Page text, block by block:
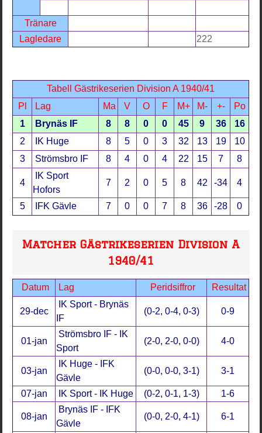
Tränare
Lagledare
222
Tabell Gästrikeserien Division A 1940/41
Pl
Lag Ma V O F M+ M- +-
Po
1
Brynäs IF 8 8 0 0 45 9 36
16
2
IK Huge 8 5 0 3 32 13 19
10
3
Strömsbro IF 8 4 0 4 22 15 7 8
4
IK Sport
Hofors
7 2 0 5 8 42 -34 4
5 IFK Gävle 7 0 0 7 8 36 -28 0
Matcher Gästrikeserien Division A
1940/41
Datum Lag Peridsiffror Resultat
29-dec
IK Sport - Brynäs
IF
(0-2, 0-4, 0-3) 0-9
01-jan
Strömsbro IF - IK
Sport
(2-0, 2-0, 0-0) 4-0
03-jan
IK Huge - IFK
Gävle
(0-0, 0-0, 3-1) 3-1
07-jan IK Sport - IK Huge (0-2, 0-1, 1-3) 1-6
08-jan
Brynäs IF - IFK
Gävle
(0-0, 2-0, 4-1) 6-1